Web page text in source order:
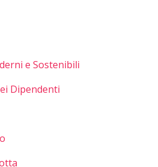
e Sostenibili
Dipendenti